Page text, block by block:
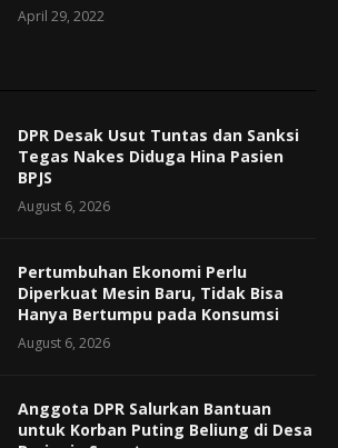
April 29, 2022
DPR Desak Usut Tuntas dan Sanksi
Tegas Nakes Diduga Hina Pasien
BPJS
August 6, 2026
Pertumbuhan Ekonomi Perlu
Diperkuat Mesin Baru, Tidak Bisa
Hanya Bertumpu pada Konsumsi
August 6, 2026
Anggota DPR Salurkan Bantuan
untuk Korban Puting Beliung di Desa